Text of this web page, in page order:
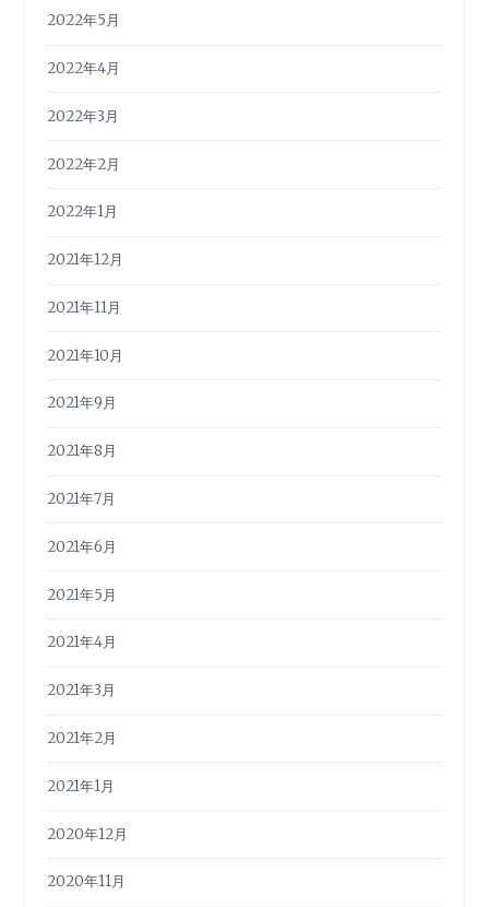
2022年5月
2022年4月
2022年3月
2022年2月
2022年1月
2021年12月
2021年11月
2021年10月
2021年9月
2021年8月
2021年7月
2021年6月
2021年5月
2021年4月
2021年3月
2021年2月
2021年1月
2020年12月
2020年11月